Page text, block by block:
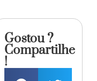
Gostou ?
Compartilhe
!